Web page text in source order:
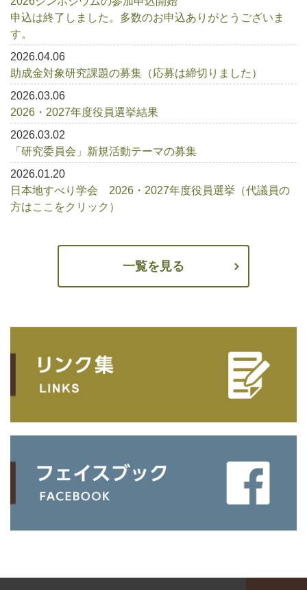
申込は終了しました。多数のお申込ありがとうございま
す。
2026.04.06
助成金対象研究課題の募集（応募は締切りました）
2026.03.06
2026・2027年度役員選挙結果
2026.03.02
「研究委員会」新規活動テーマの募集
2026.01.20
日本地すべり学会 2026・2027年度役員選挙（代議員の
方はここをクリック）
一覧を見る